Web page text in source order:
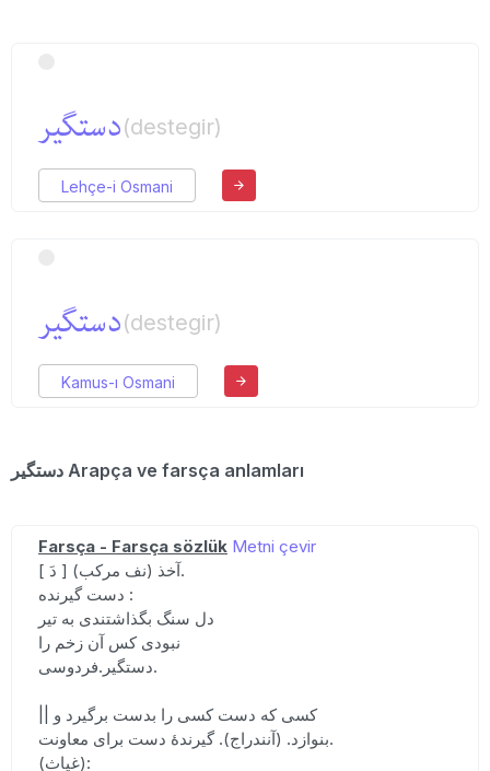
دستگیر(destegir)
Lehçe-i Osmani
دستگیر(destegir)
Kamus-ı Osmani
دستگیر Arapça ve farsça anlamları
Farsça - Farsça sözlük Metni çevir
[ دَ ] (نف مرکب) آخذ.
دست گیرنده :
دل سنگ بگذاشتندی به تیر
نبودی کس آن زخم را
دستگیر.فردوسی.
|| کسی که دست کسی را بدست برگیرد و
بنوازد. (آنندراج). گیرندهٔ دست برای معاونت.
(غیاث):